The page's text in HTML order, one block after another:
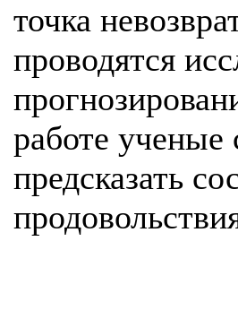
точка
проводятся
работе ученые
предсказать